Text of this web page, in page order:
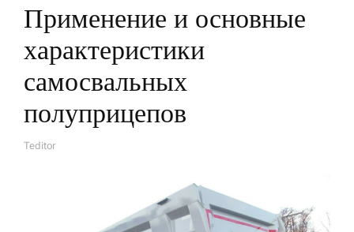
Применение и основные
характеристики
самосвальных
полуприцепов
А
Teditor